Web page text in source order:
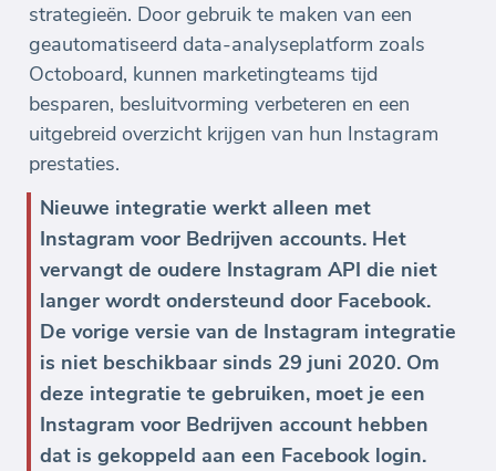
strategieën. Door gebruik te maken van een
geautomatiseerd data-analyseplatform zoals
Octoboard, kunnen marketingteams tijd
besparen, besluitvorming verbeteren en een
uitgebreid overzicht krijgen van hun Instagram
prestaties.
Nieuwe integratie werkt alleen met
Instagram voor Bedrijven accounts. Het
vervangt de oudere Instagram API die niet
langer wordt ondersteund door Facebook.
De vorige versie van de Instagram integratie
is niet beschikbaar sinds 29 juni 2020. Om
deze integratie te gebruiken, moet je een
Instagram voor Bedrijven account hebben
dat is gekoppeld aan een Facebook login.